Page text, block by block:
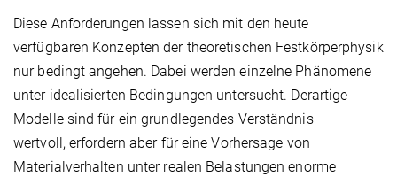
Diese Anforderungen lassen sich mit den heute
verfügbaren Konzepten der theoretischen Festkörperphysik
nur bedingt angehen. Dabei werden einzelne Phänomene
unter idealisierten Bedingungen untersucht. Derartige
Modelle sind für ein grundlegendes Verständnis
wertvoll, erfordern aber für eine Vorhersage von
Materialverhalten unter realen Belastungen enorme